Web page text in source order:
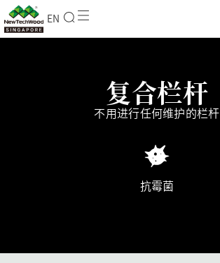
EN
复合栏杆
不用进行任何维护的栏杆
抗霉菌